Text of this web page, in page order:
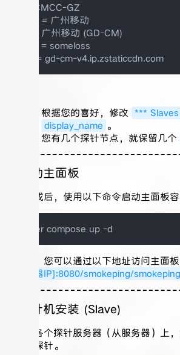
+++ CMCC-GZ
menu = 广州移动
title = 广州移动 (GD-CM)
alerts = someloss
根据您的喜好，修改 ***
display_name 。
您有几个探针节点，就保留几个
4. 启动主面板
配置完成后，使用以下命令启动主面板容
启动后，您可以通过以下地址访问主面
主服务器IP]:8080/smokeping/
5. 探针机安装 (Slave)
在您的各个探针服务器（从服务器）上
和运行探针。